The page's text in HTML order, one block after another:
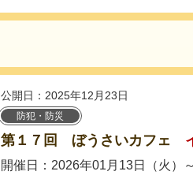
公開日：2025年12月23日
防犯・防災
第１７回 ぼうさいカフェ
開催日：2026年01月13日（火）